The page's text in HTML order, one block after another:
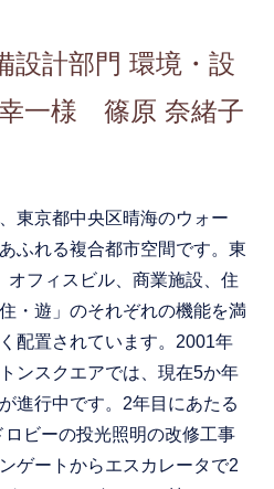
設計部門 環境・設
一様 篠原 奈緒子
東京都中央区晴海のウォー
ふれる複合都市空間です。東
オフィスビル、商業施設、住
・遊」のそれぞれの機能を満
配置されています。2001年
ンスクエアでは、現在5か年
進行中です。2年目にあたる
ビーの投光照明の改修工事
ゲートからエスカレータで2